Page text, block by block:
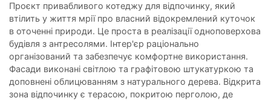
Проєкт привабливого котеджу для відпочинку, який
втілить у життя мрії про власний відокремлений куточок
в оточенні природи. Це проста в реалізації одноповерхова
будівля з антресолями. Інтер'єр раціонально
організований та забезпечує комфортне використання.
Фасади виконані світлою та графітовою штукатуркою та
доповнені облицюванням з натурального дерева. Відкрита
зона відпочинку є терасою, покритою перголою, де